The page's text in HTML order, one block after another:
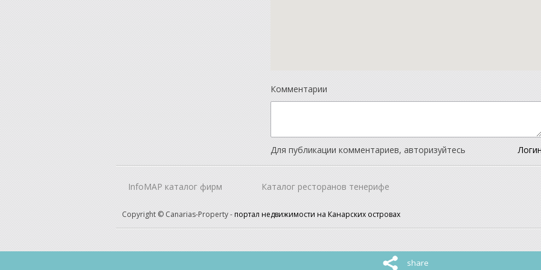
Комментарии
Для публикации комментариев, авторизуйтесь
share
InfoMAP каталог фирм Каталог ресторанов тенерифе
Copyright © Canarias-Property -портал недвижимости на Канарских островах